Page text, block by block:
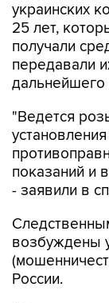
украинских
25 лет,
получали
передавали
дальнейшего
"Ведется
показаний и
- заявили в
возбуждены
России.